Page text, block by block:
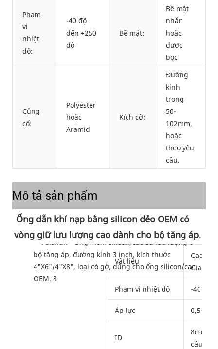
Phạm
vi
nhiệt
độ:
-40 độ
đến +250
độ
Bề mặt:
Bề mặt
nhẵn
hoặc
được
bọc
Củng
cố:
Polyester
hoặc
Aramid
Kích cỡ:
Đường
kính
trong
50-
102mm,
hoặc
theo yêu
cầu.
Mô tả sản phẩm
Ống dẫn khí nạp bằng silicon dẻo OEM có
vòng giữ lưu lượng cao dành cho bộ tăng áp.
Vật liệu
Cao su
Gia cố
Phạm vi nhiệt độ -40 ~
Áp lực 0,5~6
ID
8mm ~
cầu